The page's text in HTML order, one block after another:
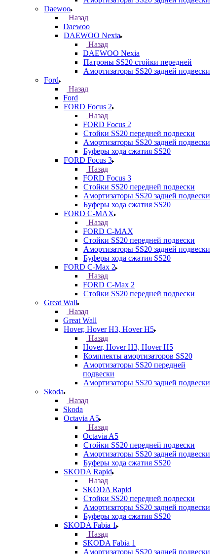
Daewoo
Назад
Daewoo
DAEWOO Nexia
Назад
DAEWOO Nexia
Патроны SS20 стойки передней
Амортизаторы SS20 задней подвески
Ford
Назад
Ford
FORD Focus 2
Назад
FORD Focus 2
Стойки SS20 передней подвески
Амортизаторы SS20 задней подвески
Буферы хода сжатия SS20
FORD Focus 3
Назад
FORD Focus 3
Стойки SS20 передней подвески
Амортизаторы SS20 задней подвески
Буферы хода сжатия SS20
FORD С-MAX
Назад
FORD С-MAX
Стойки SS20 передней подвески
Амортизаторы SS20 задней подвески
Буферы хода сжатия SS20
FORD C-Max 2
Назад
FORD C-Max 2
Стойки SS20 передней подвески
Great Wall
Назад
Great Wall
Hover, Hover H3, Hover H5
Назад
Hover, Hover H3, Hover H5
Комплекты амортизаторов SS20
Амортизаторы SS20 передней
подвески
Амортизаторы SS20 задней подвески
Skoda
Назад
Skoda
Octavia A5
Назад
Octavia A5
Стойки SS20 передней подвески
Амортизаторы SS20 задней подвески
Буферы хода сжатия SS20
SKODA Rapid
Назад
SKODA Rapid
Стойки SS20 передней подвески
Амортизаторы SS20 задней подвески
Буферы хода сжатия SS20
SKODA Fabia 1
Назад
SKODA Fabia 1
Амортизаторы SS20 задней подвески